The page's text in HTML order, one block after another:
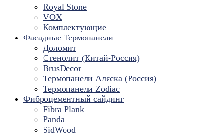
Royal Stone
VOX
Комплектующие
Фасадные Термопанели
Доломит
Стенолит (Китай-Россия)
BrusDecor
Термопанели Аляска (Россия)
Термопанели Zodiac
Фиброцементный сайдинг
Fibra Plank
Panda
SidWood